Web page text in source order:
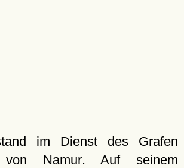
im Dienst des Grafen
von Namur. Auf seinem